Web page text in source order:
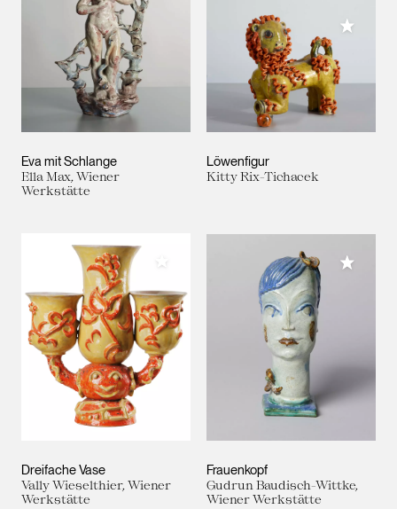
Eva mit Schlange
Ella Max, Wiener
Werkstätte
Löwenfigur
Kitty Rix-Tichacek
Meiner
Dreifache Vase
Vally Wieselthier, Wiener
Werkstätte
Meiner Sammlung hinzufügen
Frauenkopf
Gudrun Baudisch-Wittke,
Wiener Werkstätte
Meiner